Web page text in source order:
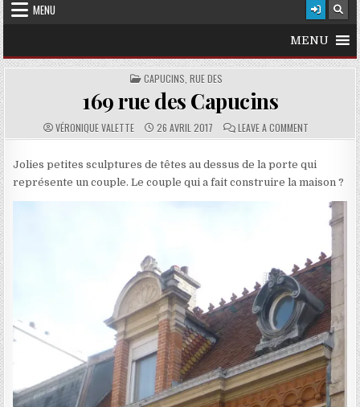
MENU
MENU
POSTED IN
CAPUCINS, RUE DES
169 rue des Capucins
AUTHOR:
VÉRONIQUE VALETTE PUBLISHED DATE:
26 AVRIL 2017 COMMENTS:
LEAVE A COMMENT ON 169 RUE
Jolies petites sculptures de têtes au dessus de la porte qui
représente un couple. Le couple qui a fait construire la maison ?